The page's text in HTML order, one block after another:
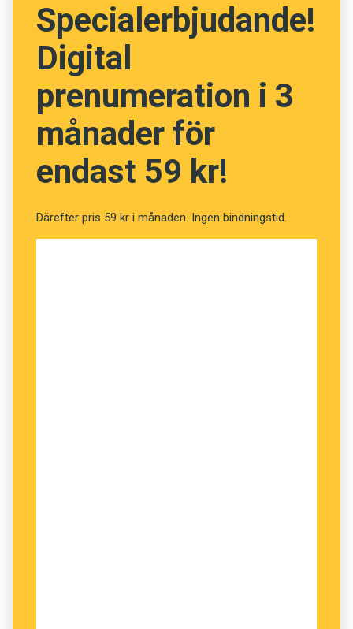
Specialerbjudande!
Digital
prenumeration i 3
månader för
endast 59 kr!
Därefter pris 59 kr i månaden. Ingen bindningstid.